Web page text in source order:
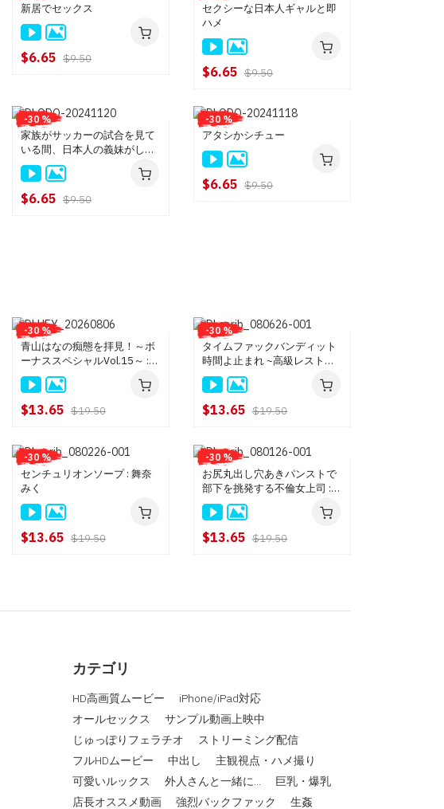
新居でセックス
$6.65 $9.50
セクシーな日本人ギャルと即
ハメ
$6.65 $9.50
-30 %
家族がサッカーの試合を見て
いる間、日本人の義妹がしゃ
ぶりたがる
$6.65 $9.50
-30 %
アタシかシチュー
$6.65 $9.50
-30 %
青山はなの痴態を拝見！～ボ
ーナススペシャルVol.15～ :
青山はな
$13.65 $19.50
-30 %
タイムファックバンディット
時間よ止まれ ~高級レストラ
ン編~ : 野々宮すず, 笹宮えれ
な
$13.65 $19.50
-30 %
センチュリオンソープ : 舞奈
みく
$13.65 $19.50
-30 %
お尻丸出し穴あきパンストで
部下を挑発する不倫女上司 :
白石ゆり
$13.65 $19.50
カテゴリ
HD高画質ムービー
iPhone/iPad対応
オールセックス
サンプル動画上映中
じゅっぽりフェラチオ
ストリーミング配信
フルHDムービー
中出し
主観視点・ハメ撮り
可愛いルックス
外人さんと一緒に...
巨乳・爆乳
店長オススメ動画
強烈バックファック 生姦